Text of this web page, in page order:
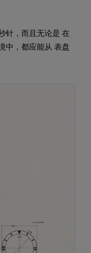
针，而且无论是 在
中，都应能从 表盘